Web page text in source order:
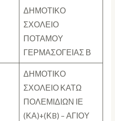
ΔΗΜΟΤΙΚΟ
ΣΧΟΛΕΙΟ
ΠΟΤΑΜΟΥ
ΓΕΡΜΑΣΟΓΕΙΑΣ Β
ΔΗΜΟΤΙΚΟ
ΣΧΟΛΕΙΟ ΚΑΤΩ
ΠΟΛΕΜΙΔΙΩΝ ΙΕ
(ΚΑ)+(ΚB) – ΑΓΙΟΥ